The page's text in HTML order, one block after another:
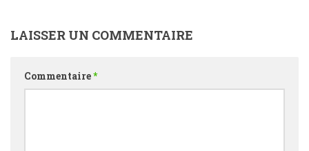
LAISSER UN COMMENTAIRE
Commentaire*